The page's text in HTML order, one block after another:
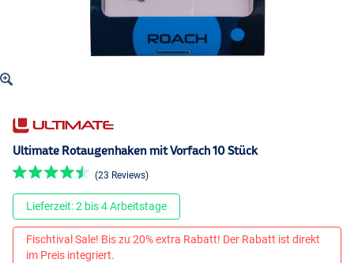
Ultimate Rotaugenhaken mit Vorfach 10 Stück
(23 Reviews)
Lieferzeit: 2 bis 4 Arbeitstage
Fischtival Sale! Bis zu 20% extra Rabatt! Der Rabatt ist direkt
im Preis integriert.